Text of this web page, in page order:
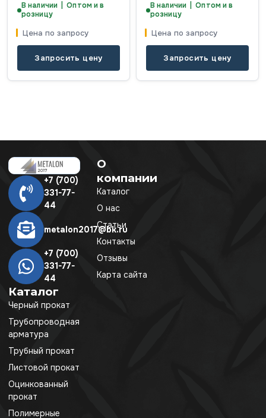
В наличии | Оптом и в
розницу
Цена по запросу
Запросить цену
В наличии | Оптом и в
розницу
Цена по запросу
Запросить цену
+7 (700)
331-77-
44
metalon2017@bk.ru
+7 (700)
331-77-
44
Каталог
Черный прокат
Трубопроводная
арматура
Трубный прокат
Листовой прокат
Оцинкованный
прокат
Полимерные
О
компании
Каталог
О нас
Статьи
Контакты
Отзывы
Карта сайта